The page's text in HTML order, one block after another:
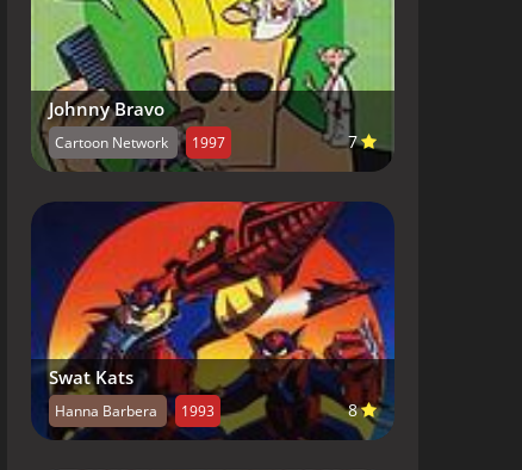
Johnny Bravo
Cartoon Network 1997 7
Swat Kats
Hanna Barbera 1993 8